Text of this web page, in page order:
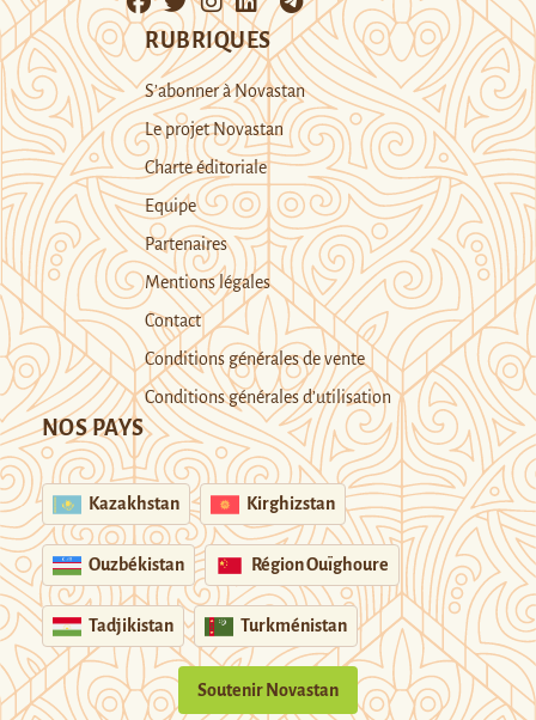
RUBRIQUES
S’abonner à Novastan
Le projet Novastan
Charte éditoriale
Equipe
Partenaires
Mentions légales
Contact
Conditions générales de vente
Conditions générales d’utilisation
NOS PAYS
Kazakhstan Kirghizstan
Ouzbékistan Région Ouïghoure
Tadjikistan Turkménistan
Soutenir Novastan